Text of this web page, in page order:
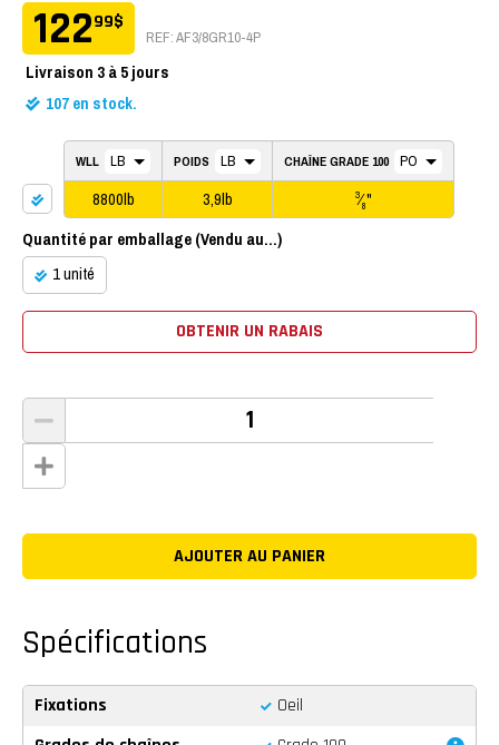
12299$
REF: AF3/8GR10-4P
Livraison3 à 5 jours
107en stock.
WLL
8800lb
POIDS
3,9lb
CHAÎNE GRADE 100
3⁄8"
Quantité par emballage (Vendu au...)
1 unité
OBTENIR UN RABAIS
Spécifications
Fixations
Oeil